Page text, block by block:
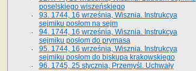
poselskiego wiszeńskiego
93. 1744, 16 września, Wisznia. Instrukcya
sejmiku posłom na sejm
94. 1744, 16 września, Wisznia. Instrukcya
sejmiku posłom do prymasa
95. 1744, 16 września, Wisznia. Instrukcya
sejmiku posłom do biskupa krakowskiego
96. 1745, 25 stycznia, Przemyśl. Uchwały